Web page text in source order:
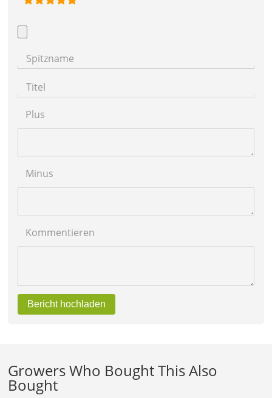
Spitzname
Titel
Plus
Minus
Kommentieren
Bericht hochladen
Growers Who Bought This Also
Bought